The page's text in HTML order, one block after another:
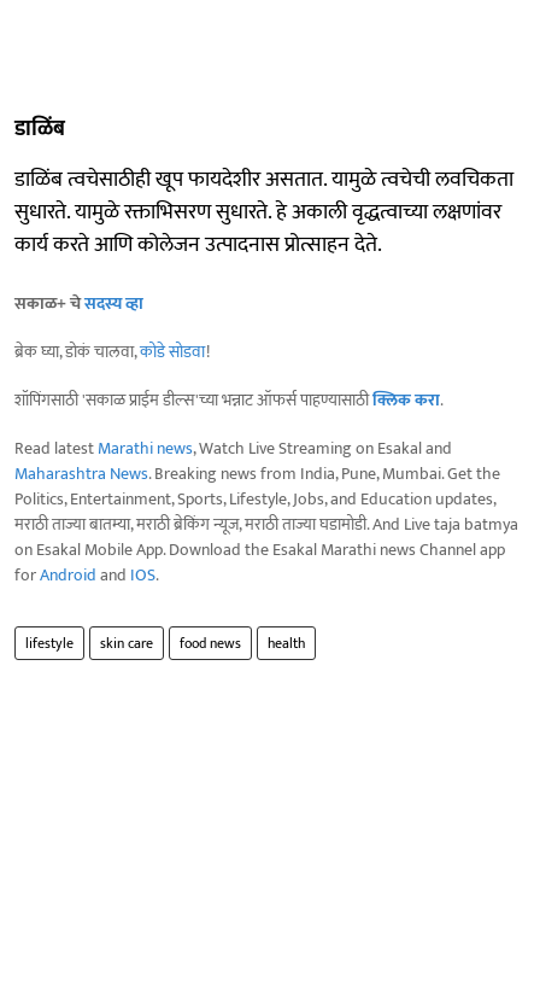
डाळिंब
डाळिंब त्वचेसाठीही खूप फायदेशीर असतात. यामुळे त्वचेची लवचिकता
सुधारते. यामुळे रक्ताभिसरण सुधारते. हे अकाली वृद्धत्वाच्या लक्षणांवर
कार्य करते आणि कोलेजन उत्पादनास प्रोत्साहन देते.
सकाळ+ चेसदस्य व्हा
ब्रेक घ्या, डोकं चालवा,कोडे सोडवा!
शॉपिंगसाठी 'सकाळ प्राईम डील्स'च्या भन्नाट ऑफर्स पाहण्यासाठीक्लिक करा.
Read latestMarathi news, Watch Live Streaming on Esakal and
Maharashtra News. Breaking news from India, Pune, Mumbai. Get the
Politics, Entertainment, Sports, Lifestyle, Jobs, and Education updates,
मराठी ताज्या बातम्या, मराठी ब्रेकिंग न्यूज, मराठी ताज्या घडामोडी. And Live taja batmya
on Esakal Mobile App. Download the Esakal Marathi news Channel app
forAndroidand IOS.
lifestyle skin care food news health